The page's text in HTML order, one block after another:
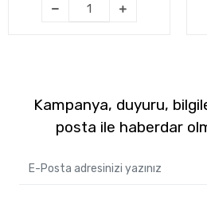
Kampanya, duyuru,
posta ile haberdar